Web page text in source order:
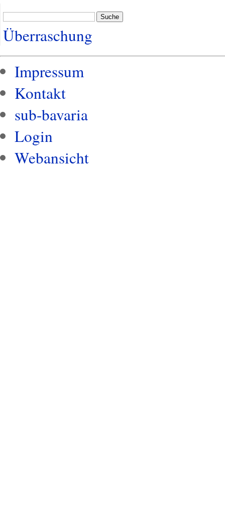
Suche
Überraschung
Impressum
Kontakt
sub-bavaria
Login
Webansicht